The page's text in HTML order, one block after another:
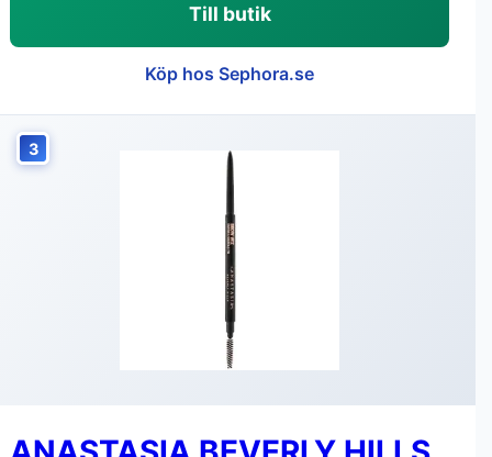
Till butik
Köp hos Sephora.se
3